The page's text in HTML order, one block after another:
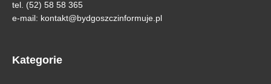
tel. (52) 58 58 365
e-mail: kontakt@bydgoszczinformuje.pl
Kategorie